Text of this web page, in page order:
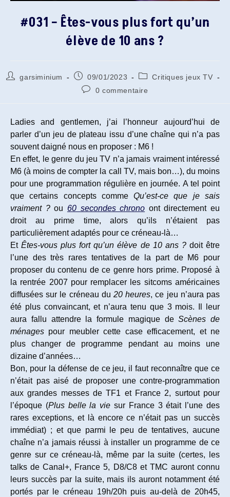
#031 – Êtes-vous plus fort qu’un
élève de 10 ans ?
Auteur/autrice
garsiminium
Publication
publiée :
09/01/2023
PostCritiques jeux TV
Commentaires
publication :
0 commentaire
Ladies and gentlemen, j’ai l’honneur aujourd’hui de
parler d’un jeu de plateau issu d’une chaîne qui n’a pas
souvent daigné nous en proposer : M6 !
En effet, le genre du jeu TV n’a jamais vraiment intéressé
M6 (à moins de compter la call TV, mais bon…), du moins
pour une programmation régulière en journée. A tel point
que certains concepts commeQu’est-ce que je sais
vraiment ?ou 60 secondes chrono ont directement eu
droit au prime time, alors qu’ils n’étaient pas
particulièrement adaptés pour ce créneau-là…
EtÊtes-vous plus fort qu’un élève de 10 ans ?doit être
l’une des très rares tentatives de la part de M6 pour
proposer du contenu de ce genre hors prime. Proposé à
la rentrée 2007 pour remplacer les sitcoms américaines
diffusées sur le créneau du 20 heures, ce jeu n’aura pas
été plus convaincant, et n’aura tenu que 3 mois. Il leur
aura fallu attendre la formule magique deScènes de
ménages pour meubler cette case efficacement, et ne
plus changer de programme pendant au moins une
dizaine d’années…
Bon, pour la défense de ce jeu, il faut reconnaître que ce
n’était pas aisé de proposer une contre-programmation
aux grandes messes de TF1 et France 2, surtout pour
l’époque (Plus belle la vie sur France 3 était l’une des
rares exceptions, et là encore ce n’était pas un succès
immédiat) ; et que parmi le peu de tentatives, aucune
chaîne n’a jamais réussi à installer un programme de ce
genre sur ce créneau-là, même par la suite (certes, les
talks de Canal+, France 5, D8/C8 et TMC auront connu
leurs succès par la suite, mais ils auront notamment été
portés par le créneau 19h/20h puis au-delà de 20h45,